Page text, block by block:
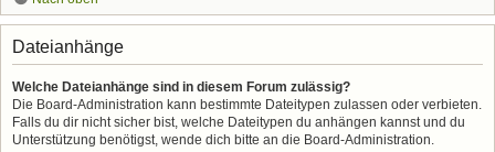
Dateianhänge
Welche Dateianhänge sind in diesem Forum zulässig?
Die Board-Administration kann bestimmte Dateitypen zulassen oder verbieten.
Falls du dir nicht sicher bist, welche Dateitypen du anhängen kannst und du
Unterstützung benötigst, wende dich bitte an die Board-Administration.